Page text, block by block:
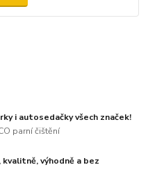
i autosedačky všech značek!
parní čištění
výhodně a bez